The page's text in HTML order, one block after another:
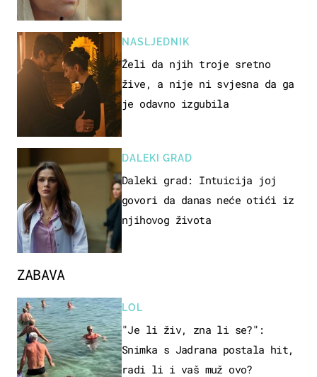
ZABAVA
LOL
"Je li živ, zna li se?":
Snimka s Jadrana postala hit,
radi li i vaš muž ovo?
NASLJEDNIK
Želi da njih troje sretno
žive, a nije ni svjesna da ga
je odavno izgubila
DALEKI GRAD
Daleki grad: Intuicija joj
govori da danas neće otići iz
njihovog života